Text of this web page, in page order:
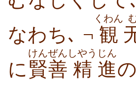
なわち､ ¬ 観
くわん
に賢善
けんぜん
精
しやう
進
じん
の